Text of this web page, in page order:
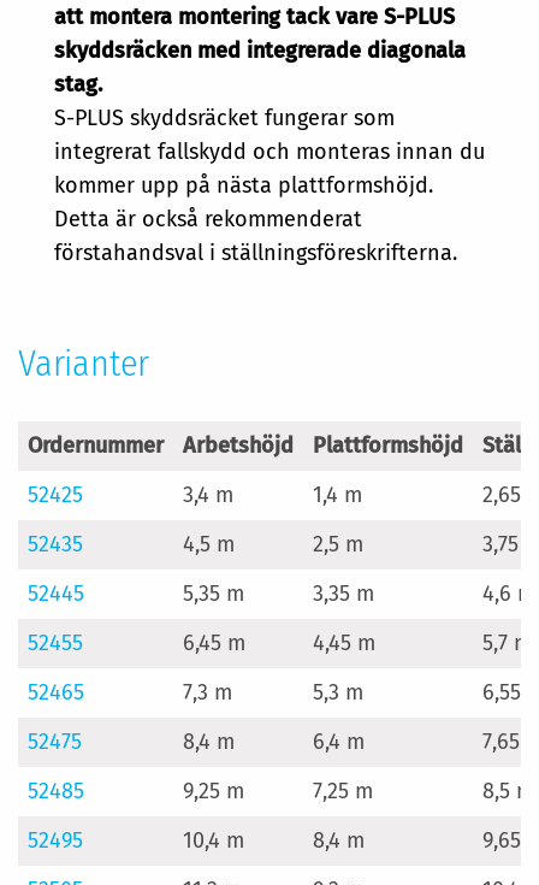
att montera montering tack vare S-PLUS
skyddsräcken med integrerade diagonala
stag.
S-PLUS skyddsräcket fungerar som
integrerat fallskydd och monteras innan du
kommer upp på nästa plattformshöjd.
Detta är också rekommenderat
förstahandsval i ställningsföreskrifterna.
Varianter
Ordernummer Arbetshöjd Plattformshöjd
52425
3,4 m 1,4 m
2,65
52435
4,5 m 2,5 m
3,75
52445
5,35 m 3,35 m
4,6 m
52455
6,45 m 4,45 m
5,7 m
52465
7,3 m 5,3 m
6,55
52475
8,4 m 6,4 m
7,65
52485
9,25 m 7,25 m
8,5 m
52495
10,4 m 8,4 m
9,65